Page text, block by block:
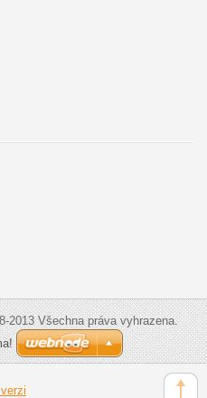
2013 Všechna práva vyhrazena.